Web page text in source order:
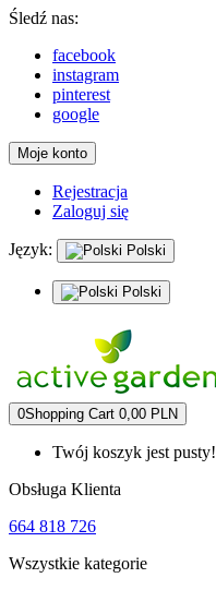
Śledź nas:
facebook
instagram
pinterest
google
Moje konto
Rejestracja
Zaloguj się
Język: Polski
Polski
0Shopping Cart 0,00 PLN
Twój koszyk jest pusty!
Obsługa Klienta
664 818 726
Wszystkie kategorie